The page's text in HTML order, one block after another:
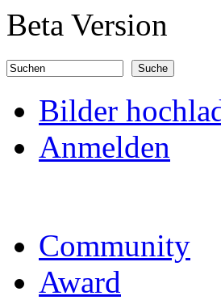
Direkt zum Inhalt
Beta Version
Suchformular
Bilder
Anmelden
Community
Award